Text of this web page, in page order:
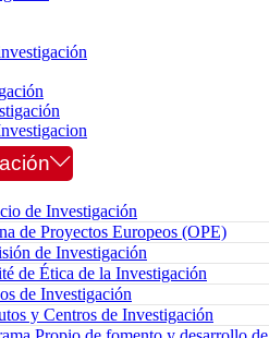
de Investigación
de Proyectos Europeos (OPE)
de Investigación
de Ética de la Investigación
de Investigación
y Centros de Investigación